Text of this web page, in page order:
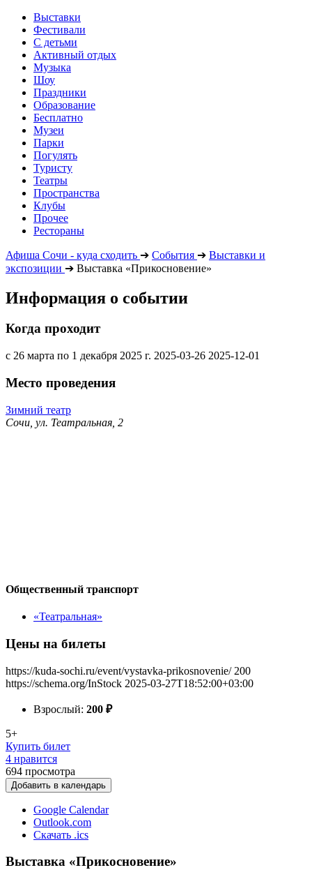
Выставки
Фестивали
С детьми
Активный отдых
Музыка
Шоу
Праздники
Образование
Бесплатно
Музеи
Парки
Погулять
Туристу
Театры
Пространства
Клубы
Прочее
Рестораны
Афиша Сочи - куда сходить ➔ События ➔ Выставки и
экспозиции ➔ Выставка «Прикосновение»
Информация о событии
Когда проходит
с 26 марта по 1 декабря 2025 г. 2025-03-26 2025-12-01
Место проведения
Зимний театр
Сочи, ул. Театральная, 2
Общественный транспорт
«Театральная»
Цены на билеты
https://kuda-sochi.ru/event/vystavka-prikosnovenie/ 200
https://schema.org/InStock 2025-03-27T18:52:00+03:00
Взрослый: 200 ₽
5+
Купить билет
4 нравится
694 просмотра
Добавить в календарь
Google Calendar
Outlook.com
Скачать .ics
Выставка «Прикосновение»